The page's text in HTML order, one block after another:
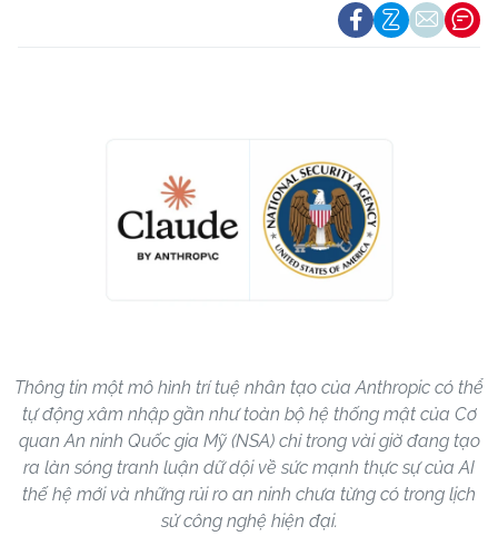
Thông tin một mô hình trí tuệ nhân tạo của Anthropic có thể
tự động xâm nhập gần như toàn bộ hệ thống mật của Cơ
quan An ninh Quốc gia Mỹ (NSA) chỉ trong vài giờ đang tạo
ra làn sóng tranh luận dữ dội về sức mạnh thực sự của AI
thế hệ mới và những rủi ro an ninh chưa từng có trong lịch
sử công nghệ hiện đại.